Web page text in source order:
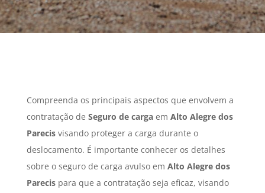
Compreenda os principais aspectos que envolvem a
contratação de Seguro de cargaem Alto Alegre dos
Parecisvisando proteger a carga durante o
deslocamento. É importante conhecer os detalhes
sobre o seguro de carga avulso em Alto Alegre dos
Parecispara que a contratação seja eficaz, visando